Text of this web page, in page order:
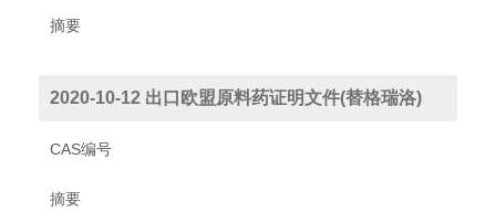
摘要
2020-10-12 出口欧盟原料药证明文件(替格瑞洛)
CAS编号
摘要